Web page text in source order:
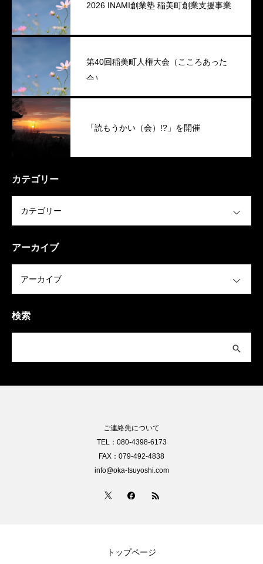
2026 INAMI創業塾 稲美町創業支援事業
第40回稲美町人権大会（こころあった
会）
「読もうかい（会）!?」を開催
カテゴリー
アーカイブ
検索
ご連絡先について
TEL：080-4398-6173
FAX：079-492-4838
info@oka-tsuyoshi.com
トップページ